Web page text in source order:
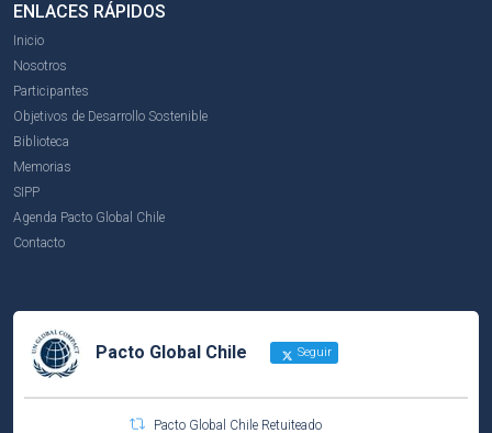
ENLACES RÁPIDOS
Inicio
Nosotros
Participantes
Objetivos de Desarrollo Sostenible
Biblioteca
Memorias
SIPP
Agenda Pacto Global Chile
Contacto
Pacto Global Chile Seguir
Pacto Global Chile Retuiteado